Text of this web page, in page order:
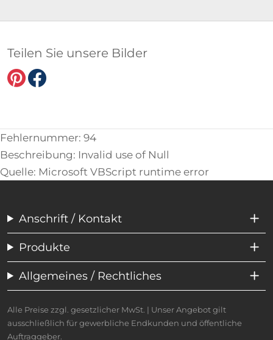
Teilen Sie unsere Bilder
Fehlernummer: 94
Beschreibung: Invalid use of Null
Quelle: Microsoft VBScript runtime error
Anschrift / Kontakt
Produkte
Allgemeines / Rechtliches
Alle Preise zzgl. gesetzlicher MwSt. | Unser Angebot gilt
ausschließlich für gewerbliche Endkunden und öffentliche
Auftraggeber.